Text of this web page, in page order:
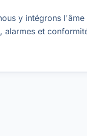
y intégrons
alarmes et